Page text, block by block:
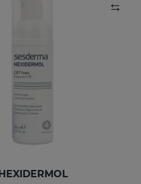
HEXIDERMOL